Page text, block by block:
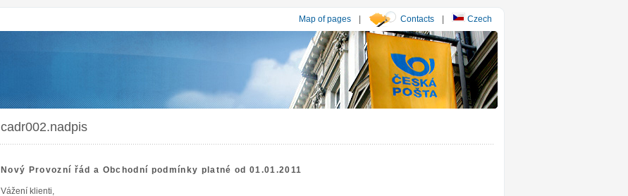
Map of pages | Contacts | Czech
cadr002.nadpis
Nový Provozní řád a Obchodní podmínky platné od 01.01.2011
Vážení klienti,